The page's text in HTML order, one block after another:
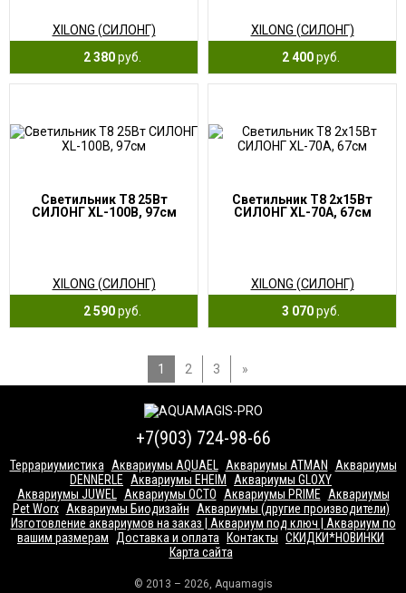
XILONG (СИЛОНГ)
2 380руб.
XILONG (СИЛОНГ)
2 400руб.
Светильник T8 25Вт
СИЛОНГ XL-100B, 97см
XILONG (СИЛОНГ)
2 590руб.
Светильник T8 2х15Вт
СИЛОНГ XL-70A, 67см
XILONG (СИЛОНГ)
3 070руб.
1 2 3 »
+7(903) 724-98-66
Террариумистика Аквариумы AQUAEL Аквариумы ATMAN
Аквариумы
DENNERLE
Аквариумы EHEIM
Аквариумы GLOXY
Аквариумы JUWEL
Аквариумы OCTO Аквариумы PRIME
Аквариумы
Pet Worx Аквариумы Биодизайн
Аквариумы (другие производители)
Изготовление аквариумов на заказ | Аквариум под ключ | Аквариум по
вашим размерам
Доставка и оплата Контакты СКИДКИ*НОВИНКИ
Карта сайта
© 2013 – 2026, Aquamagis